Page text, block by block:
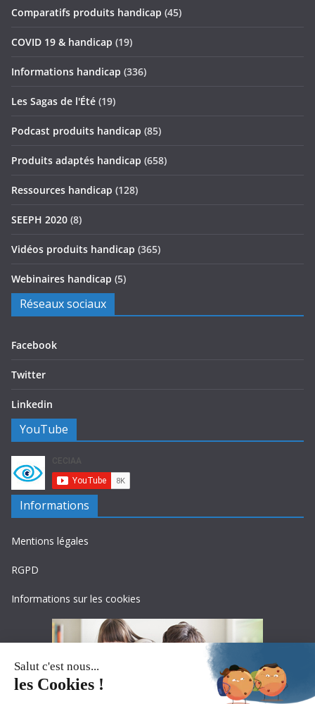
Comparatifs produits handicap (45)
COVID 19 & handicap (19)
Informations handicap (336)
Les Sagas de l'Été (19)
Podcast produits handicap (85)
Produits adaptés handicap (658)
Ressources handicap (128)
SEEPH 2020 (8)
Vidéos produits handicap (365)
Webinaires handicap (5)
Réseaux sociaux
Facebook
Twitter
Linkedin
YouTube
Informations
Mentions légales
RGPD
Informations sur les cookies